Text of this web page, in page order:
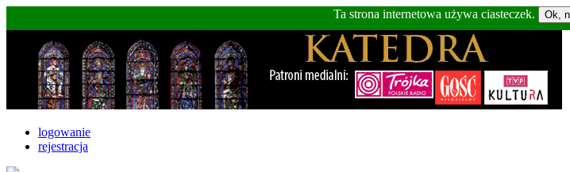
Ta strona internetowa używa ciasteczek.
logowanie
rejestracja